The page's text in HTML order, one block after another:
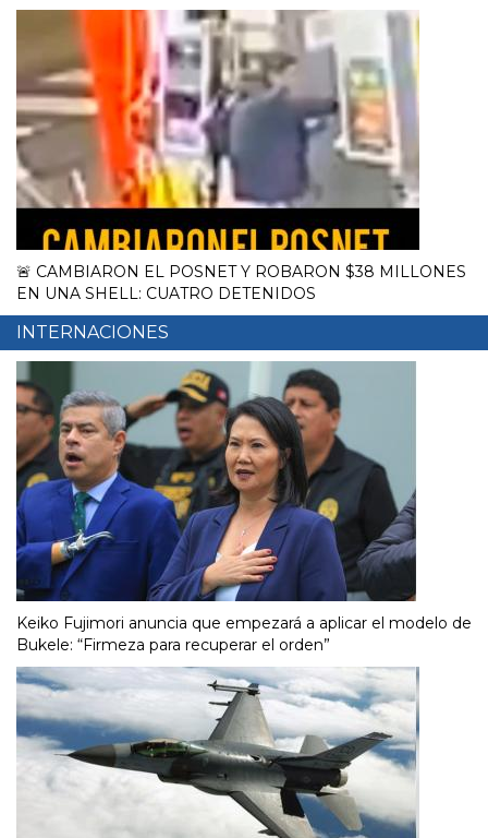
🚨 CAMBIARON EL POSNET Y ROBARON $38 MILLONES
EN UNA SHELL: CUATRO DETENIDOS
INTERNACIONES
Keiko Fujimori anuncia que empezará a aplicar el modelo de
Bukele: “Firmeza para recuperar el orden”